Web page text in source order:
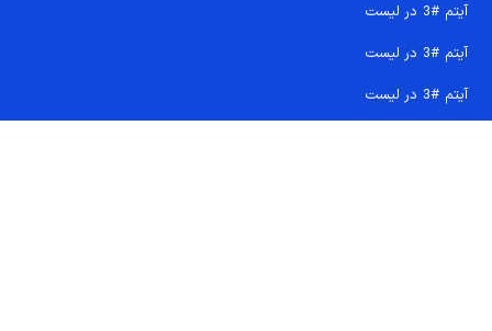
آیتم #3 در لیست
آیتم #3 در لیست
آیتم #3 در لیست